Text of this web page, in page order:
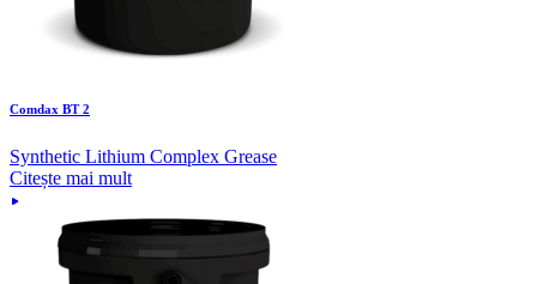
Comdax BT 2
Synthetic Lithium Complex Grease
Citește mai mult